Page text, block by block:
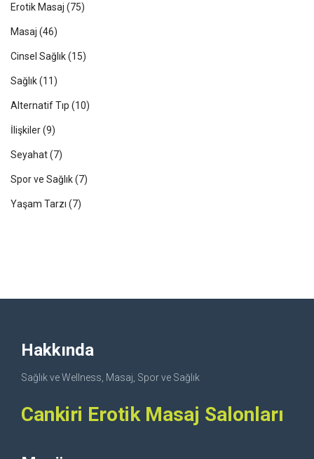
Erotik Masaj (75)
Masaj (46)
Cinsel Sağlık(15)
Sağlık(11)
Alternatif Tıp (10)
İlişkiler(9)
Seyahat(7)
Spor ve Sağlık(7)
Yaşam Tarzı (7)
Hakkında
Sağlık ve Wellness, Masaj, Spor ve Sağlık
Cankiri Erotik Masaj Salonları